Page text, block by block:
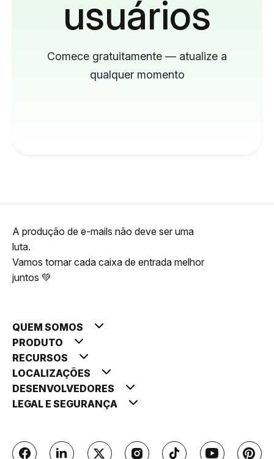
usuários
Comece gratuitamente — atualize a
qualquer momento
A produção de e-mails não deve ser uma
luta.
Vamos tornar cada caixa de entrada melhor
juntos 💚
QUEM SOMOS
PRODUTO
RECURSOS
LOCALIZAÇÕES
DESENVOLVEDORES
LEGAL E SEGURANÇA